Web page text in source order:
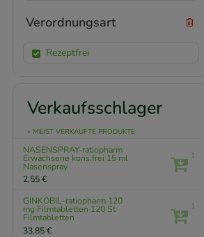
Verordnungsart
Rezeptfrei
Verkaufsschlager
» MEIST VERKAUFTE PRODUKTE
NASENSPRAY-ratiopharm
Erwachsene kons.frei 15 ml
Nasenspray
2,55 €
1
GINKOBIL-ratiopharm 120
mg Filmtabletten 120 St
Filmtabletten
33,85 €
1